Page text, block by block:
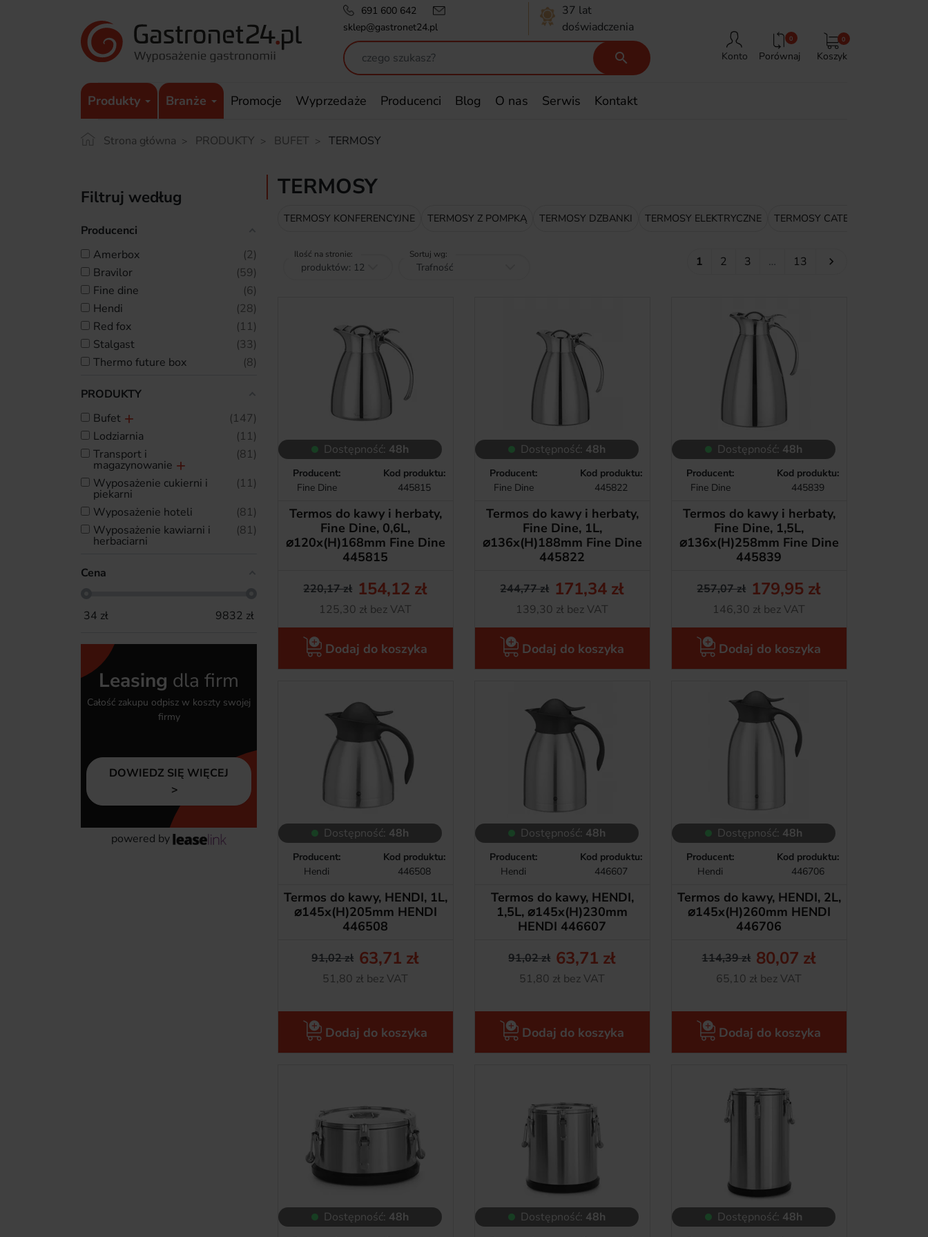
691 600 642
sklep@gastronet24.pl
37 lat
doświadczenia
 Konto
0
Porównaj Koszyk
0
Produkty Branże Promocje Wyprzedaże Producenci Blog O nas Serwis Kontakt
Strona główna PRODUKTY BUFET TERMOSY
Filtruj według
Producenci
amerbox
2
bravilor
59
fine dine
6
hendi
28
red fox
11
stalgast
33
thermo future box
8
PRODUKTY
bufet
147
lodziarnia
11
transport i
magazynowanie
81
wyposażenie cukierni i
piekarni
11
wyposażenie hoteli
81
wyposażenie kawiarni i
herbaciarni
81
Cena
34 zł 9832 zł
Leasing dla firm
Całość zakupu odpisz w koszty swojej
firmy
DOWIEDZ SIĘ WIĘCEJ
powered by
TERMOSY
TERMOSY KONFERENCYJNE TERMOSY Z POMPKĄ TERMOSY DZBANKI TERMOSY ELEKTRYCZNE TERMOSY CATERINGOWE
Ilość na stronie: Sortuj wg: 1 2 3 … 13 Następny

Dostępność: 48h
Producent:
Fine Dine
Kod produktu:
445815
Termos do kawy i herbaty,
Fine Dine, 0,6L,
⌀120x(H)168mm Fine Dine
445815
Cena podstawowa
220,17 zł Cena
154,12 zł
Netto
125,30 zł bez VAT
Dodaj do koszyka
Dostępność: 48h
Producent:
Fine Dine
Kod produktu:
445822
Termos do kawy i herbaty,
Fine Dine, 1L,
⌀136x(H)188mm Fine Dine
445822
Cena podstawowa
244,77 zł Cena
171,34 zł
Netto
139,30 zł bez VAT
Dodaj do koszyka
Dostępność: 48h
Producent:
Fine Dine
Kod produktu:
445839
Termos do kawy i herbaty,
Fine Dine, 1,5L,
⌀136x(H)258mm Fine Dine
445839
Cena podstawowa
257,07 zł Cena
179,95 zł
Netto
146,30 zł bez VAT
Dodaj do koszyka
Dostępność: 48h
Producent:
Hendi
Kod produktu:
446508
Termos do kawy, HENDI, 1L,
⌀145x(H)205mm HENDI
446508
Cena podstawowa
91,02 zł Cena
63,71 zł
Netto
51,80 zł bez VAT
Dodaj do koszyka
Dostępność: 48h
Producent:
Hendi
Kod produktu:
446607
Termos do kawy, HENDI,
1,5L, ⌀145x(H)230mm
HENDI 446607
Cena podstawowa
91,02 zł Cena
63,71 zł
Netto
51,80 zł bez VAT
Dodaj do koszyka
Dostępność: 48h
Producent:
Hendi
Kod produktu:
446706
Termos do kawy, HENDI, 2L,
⌀145x(H)260mm HENDI
446706
Cena podstawowa
114,39 zł Cena
80,07 zł
Netto
65,10 zł bez VAT
Dodaj do koszyka
Dostępność: 48h Dostępność: 48h Dostępność: 48h